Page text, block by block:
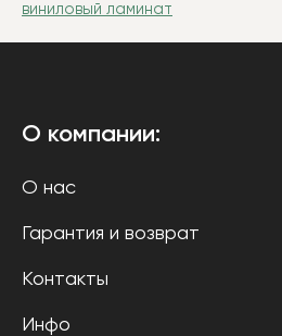
виниловый ламинат
О компании:
О нас
Гарантия и возврат
Контакты
Инфо